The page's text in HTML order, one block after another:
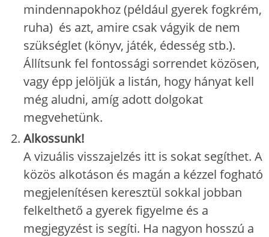
mindennapokhoz (például gyerek fogkrém,
ruha) és azt, amire csak vágyik de nem
szükséglet (könyv, játék, édesség stb.).
Állítsunk fel fontossági sorrendet közösen,
vagy épp jelöljük a listán, hogy hányat kell
még aludni, amíg adott dolgokat
megvehetünk.
Alkossunk!
A vizuális visszajelzés itt is sokat segíthet. A
közös alkotáson és magán a kézzel fogható
megjelenítésen keresztül sokkal jobban
felkelthető a gyerek figyelme és a
megjegyzést is segíti. Ha nagyon hosszú a